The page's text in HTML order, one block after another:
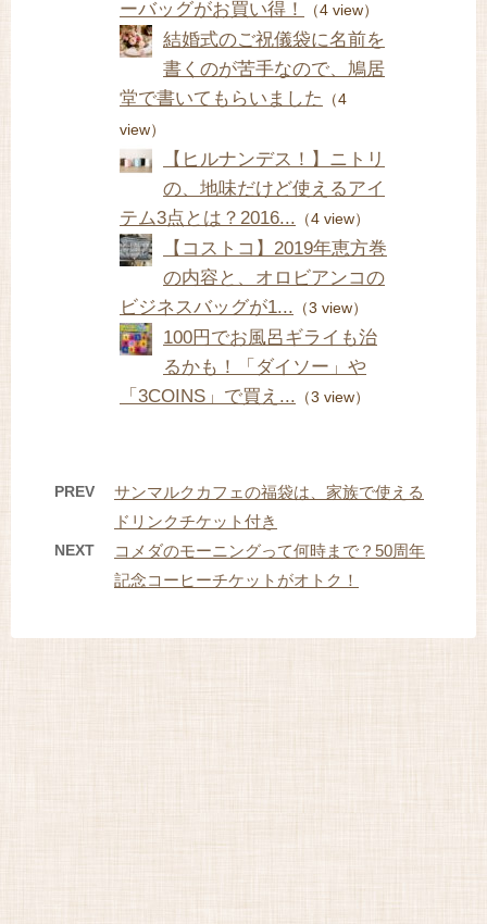
ーバッグがお買い得！ （4 view）
結婚式のご祝儀袋に名前を
書くのが苦手なので、鳩居
堂で書いてもらいました
（4
view）
【ヒルナンデス！】ニトリ
の、地味だけど使えるアイ
テム3点とは？2016... （4 view）
【コストコ】2019年恵方巻
の内容と、オロビアンコの
ビジネスバッグが1... （3 view）
100円でお風呂ギライも治
るかも！「ダイソー」や
「3COINS」で買え... （3 view）
PREV
サンマルクカフェの福袋は、家族で使える
ドリンクチケット付き
NEXT
コメダのモーニングって何時まで？50周年
記念コーヒーチケットがオトク！